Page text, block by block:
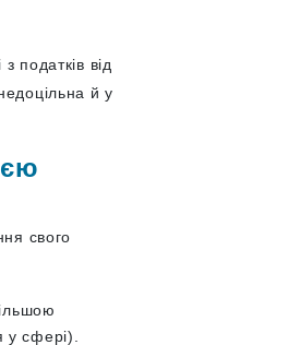
податків від
й у
свого
у сфері).